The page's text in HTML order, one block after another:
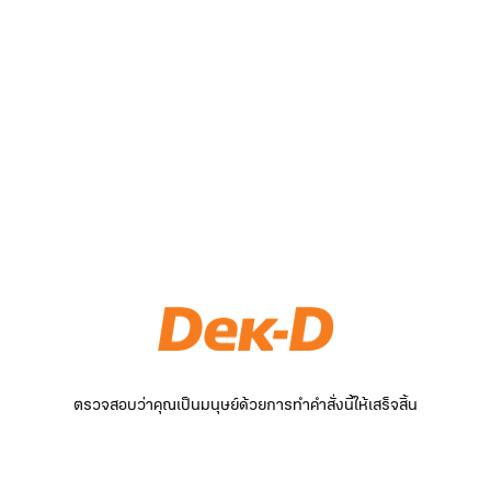
ตรวจสอบว่าคุณเป็นมนุษย์ด้วยการทำคำสั่งนี้ให้เสร็จสิ้น